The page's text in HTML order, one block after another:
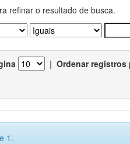
refinar o resultado de busca.
| Ordenar registros
1.